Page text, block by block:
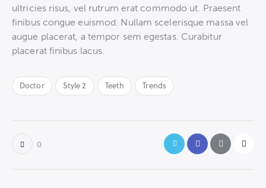
ultricies risus, vel rutrum erat commodo ut. Praesent
finibus congue euismod. Nullam scelerisque massa vel
augue placerat, a tempor sem egestas. Curabitur
placerat finibus lacus.
Doctor Style 2 Teeth Trends
0